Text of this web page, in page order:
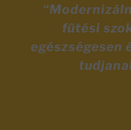
fűtési
egészségesen